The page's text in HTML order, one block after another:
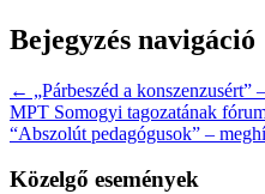
Bejegyzés navigáció
← „Párbeszéd a konszenzusért”
MPT Somogyi tagozatának
“Abszolút pedagógusok” –
Közelgő események